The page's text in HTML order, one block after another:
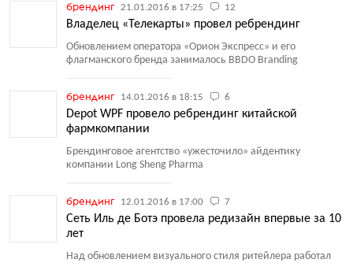
брендинг 21.01.2016 в 17:25 12
Владелец «Телекарты» провел ребрендинг
Обновлением оператора «Орион Экспресс» и его
флагманского бренда занималось BBDO Branding
брендинг 14.01.2016 в 18:15 6
Depot WPF провело ребрендинг китайской
фармкомпании
Брендинговое агентство «ужесточило» айдентику
компании Long Sheng Pharma
брендинг 12.01.2016 в 17:00 7
Сеть Иль де Ботэ провела редизайн впервые за 10
лет
Над обновлением визуального стиля ритейлера работал